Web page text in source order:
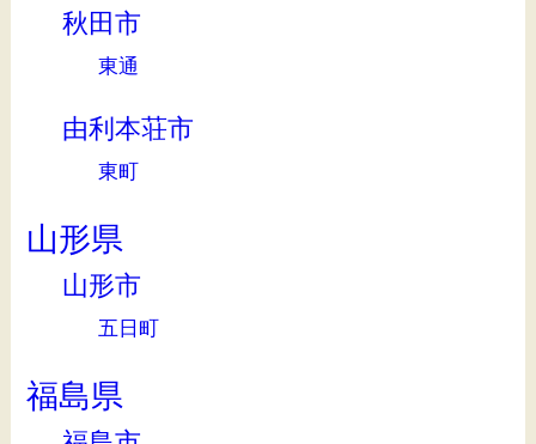
秋田市
東通
由利本荘市
東町
山形県
山形市
五日町
福島県